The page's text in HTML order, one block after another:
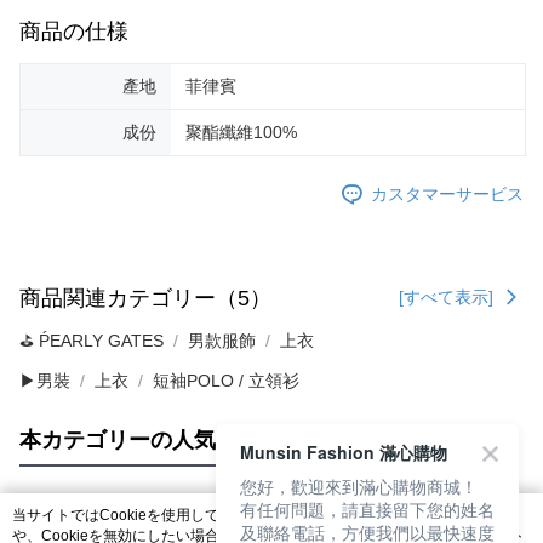
商品の仕様
產地 菲律賓
成份 聚酯纖維100%
カスタマーサービス
商品関連カテゴリー（5） [すべて表示]
⛳️ ṔEARLY GATES 男款服飾 上衣
▶男裝 上衣 短袖POLO / 立領衫
本カテゴリーの人気商品 サイト全体のランキング
人気タグ
当サイトではCookieを使用しています。当サイトのCookie使用に関する詳細
や、Cookieを無効にしたい場合のブラウザでの設定方法については、当サイト
Munsin Fashion 滿心購物
您好，歡迎來到滿心購物商城！
有任何問題，請直接留下您的姓名
及聯絡電話，方便我們以最快速度